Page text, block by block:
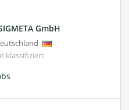
GmbH
klassifiziert